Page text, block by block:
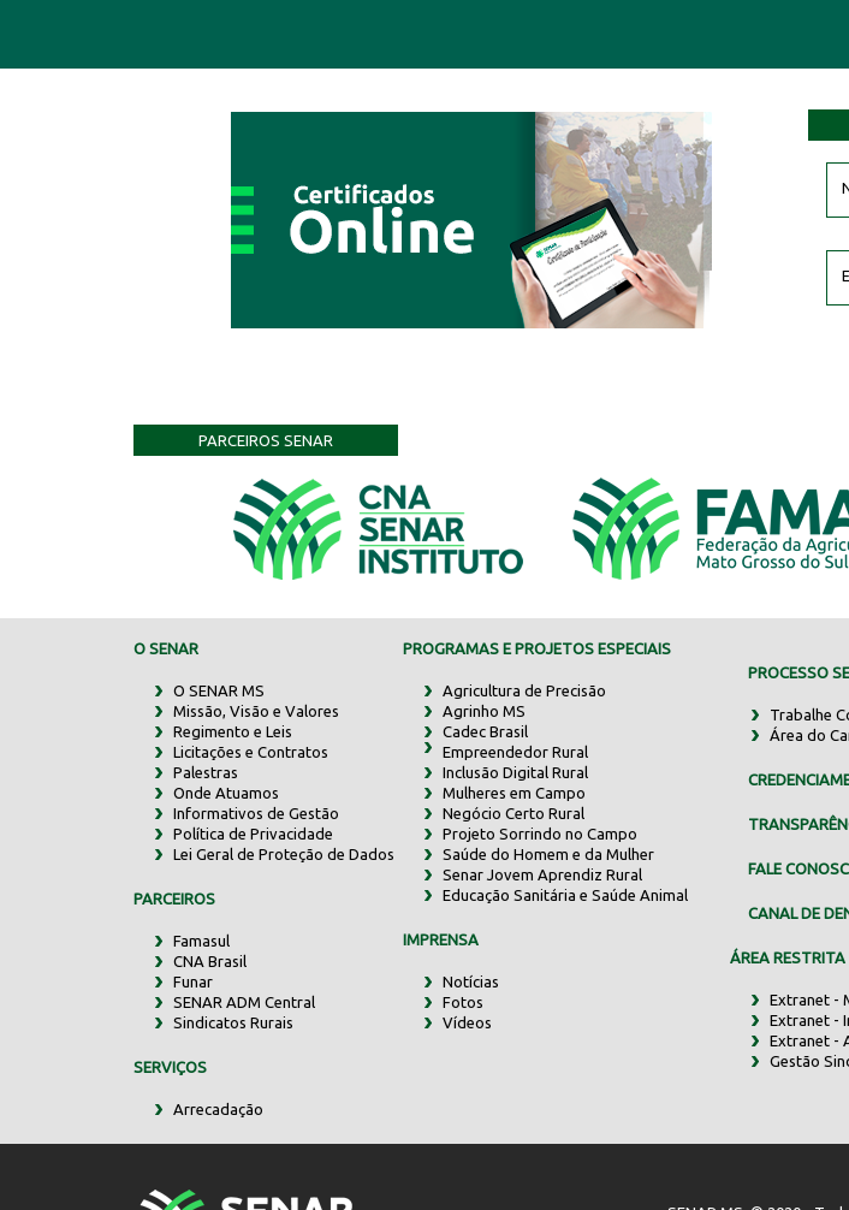
PARCEIROS SENAR
O SENAR
O SENAR MS
Missão, Visão e Valores
Regimento e Leis
Licitações e Contratos
Palestras
Onde Atuamos
Informativos de Gestão
Política de Privacidade
Lei Geral de Proteção de Dados
PARCEIROS
Famasul
CNA Brasil
Funar
SENAR ADM Central
Sindicatos Rurais
SERVIÇOS
Arrecadação
PROGRAMAS E PROJETOS ESPECIAIS
Agricultura de Precisão
Agrinho MS
Cadec Brasil
Empreendedor Rural
Inclusão Digital Rural
Mulheres em Campo
Negócio Certo Rural
Projeto Sorrindo no Campo
Saúde do Homem e da Mulher
Senar Jovem Aprendiz Rural
Educação Sanitária e Saúde Animal
IMPRENSA
Notícias
Fotos
Vídeos
PROCESSO
Trabalhe
Área do
FALE
CANAL DE
ÁREA RESTRITA
Extranet -
Extranet -
Extranet -
Gestão